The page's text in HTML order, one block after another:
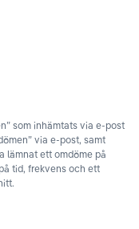
som inhämtats via e-post
via e-post, samt
lämnat ett omdöme på
tid, frekvens och ett